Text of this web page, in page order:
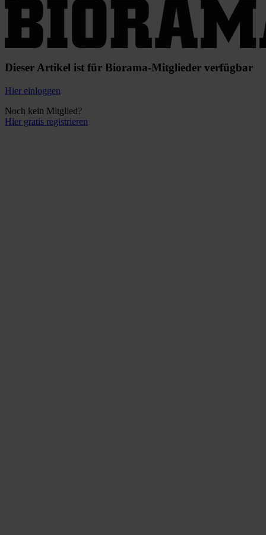
Dieser Artikel ist für Biorama-Mitglieder verfügbar
Hier einloggen
Noch kein Mitglied?
Hier gratis registrieren